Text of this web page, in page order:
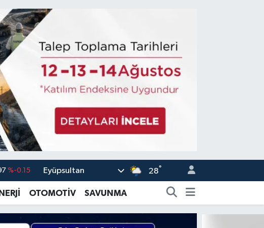
%0.18
%0.32
%0.38
%0
Eyüpsultan 28°
OTOMOTİV SAVUNMA